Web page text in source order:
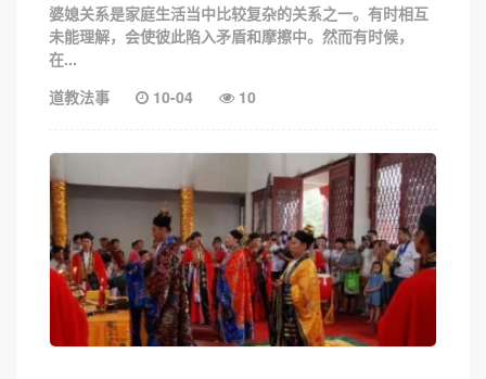
婆媳关系是家庭生活当中比较复杂的关系之一。有时相互
未能理解，会使彼此陷入矛盾和摩擦中。然而有时候，
在...
道教法事
10-04 10